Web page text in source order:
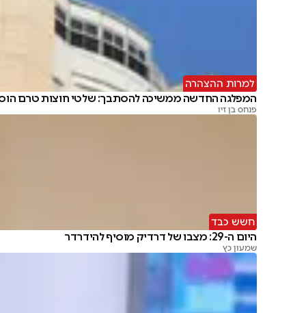
למרות ההצהרה
המפלגה החדשה ממשיכה להסתבך: שלטי חוצות טרם
פנחס בן זיו
חשש כבד
היום ה-29: מצבו של דרדיק מוסיף להידרדר
שמעון כץ